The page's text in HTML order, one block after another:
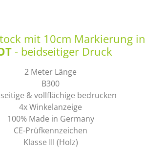
mit 10cm Markierung in
- beidseitiger Druck
2 Meter Länge
B300
& vollflächige bedrucken
4x Winkelanzeige
100% Made in Germany
CE-Prüfkennzeichen
Klasse III (Holz)